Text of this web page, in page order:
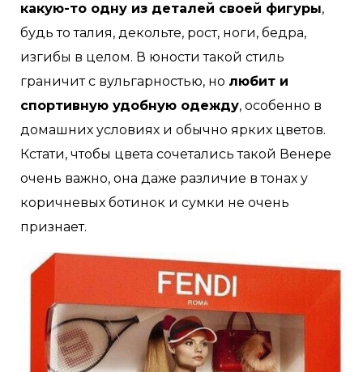
какую-то одну из деталей своей фигуры,
будь то талия, декольте, рост, ноги, бедра,
изгибы в целом. В юности такой стиль
граничит с вульгарностью, но любит и
спортивную удобную одежду, особенно в
домашних условиях и обычно ярких цветов.
Кстати, чтобы цвета сочетались такой Венере
очень важно, она даже различие в тонах у
коричневых ботинок и сумки не очень
признает.